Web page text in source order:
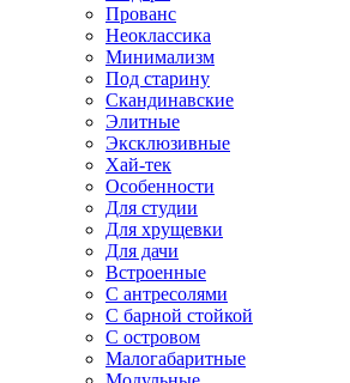
Прованс
Неоклассика
Минимализм
Под старину
Скандинавские
Элитные
Эксклюзивные
Хай-тек
Особенности
Для студии
Для хрущевки
Для дачи
Встроенные
С антресолями
С барной стойкой
С островом
Малогабаритные